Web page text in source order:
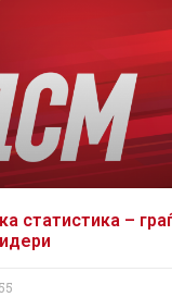
статистика –